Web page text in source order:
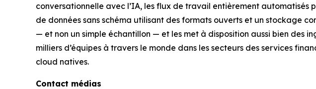
conversationnelle avec l’IA, les flux de travail entièrement automatisés
de données sans schéma utilisant des formats ouverts et un stockage
— et non un simple échantillon — et les met à disposition aussi bien des
milliers d’équipes à travers le monde dans les secteurs des services
cloud natives.
Contact médias